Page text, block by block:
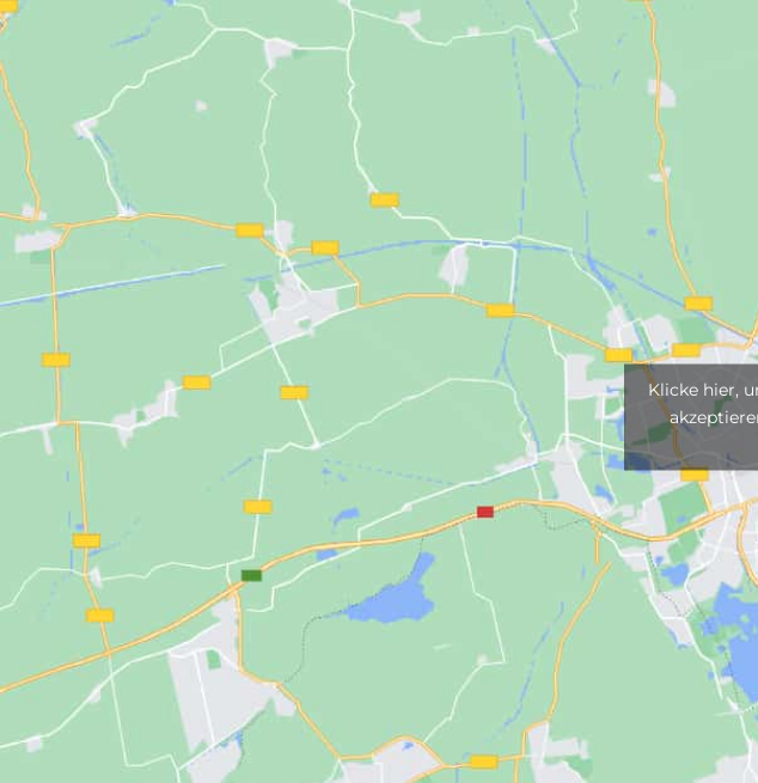
Klicke hier,